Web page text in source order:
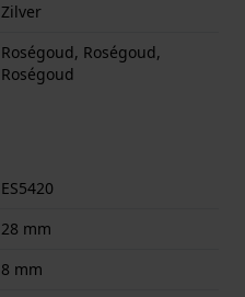
Zilver
Roségoud, Roségoud,
Roségoud
ES5420
28 mm
8 mm